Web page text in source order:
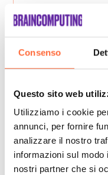
Consenso
Questo sito web
Utilizziamo i cookie
annunci, per fornire
analizzare il nostro
informazioni sul
nostri partner che si